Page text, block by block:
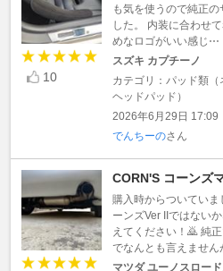
10
も気を使うので純正
した。 内装に合わせ
めなロゴがいい感じ⋯
スズキ カプチーノ
カテゴリ：パッド類（
ヘッドパッド）
2026年6月29日 17:09
でんちーのさん
CORN'S コーンズ
購入時からついていま
ーンズVer IIではない
えてください！🙇 純
でなんとも言えません
マツダ ユーノスロー